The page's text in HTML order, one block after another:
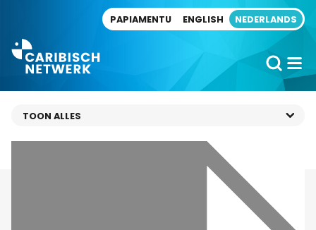
PAPIAMENTU ENGLISH NEDERLANDS